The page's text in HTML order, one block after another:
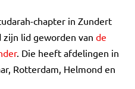
chapter in Zundert
lid geworden van de
. Die heeft afdelingen in
Rotterdam, Helmond en